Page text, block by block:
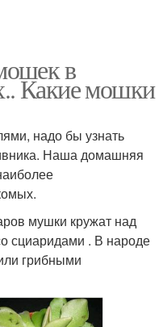
в
Какие мошки
надо бы узнать
Наша домашняя
мушки кружат над
сциаридами . В народе
грибными